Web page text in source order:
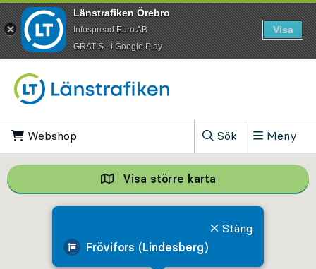
Webshop
Sök
, Visa sökfältet
Meny
Frövifors (Lindesberg)
Stäng
Visa större karta Visa större
Länstrafiken Örebro
Infospread Euro AB
​GRATIS - i Google Play
Visa